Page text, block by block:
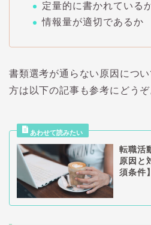
定量的に書かれている
情報量が適切であるか
書類選考が通らない原因につ
方は以下の記事も参考にどうぞ
転職活
原因と
須条件】